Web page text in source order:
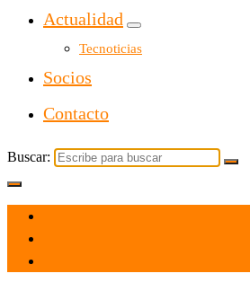
Actualidad
Tecnoticias
Socios
Contacto
Buscar: